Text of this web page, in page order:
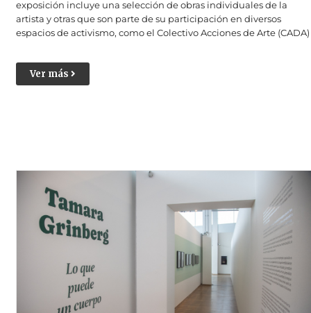
exposición incluye una selección de obras individuales de la
artista y otras que son parte de su participación en diversos
espacios de activismo, como el Colectivo Acciones de Arte (CADA)
Ver más